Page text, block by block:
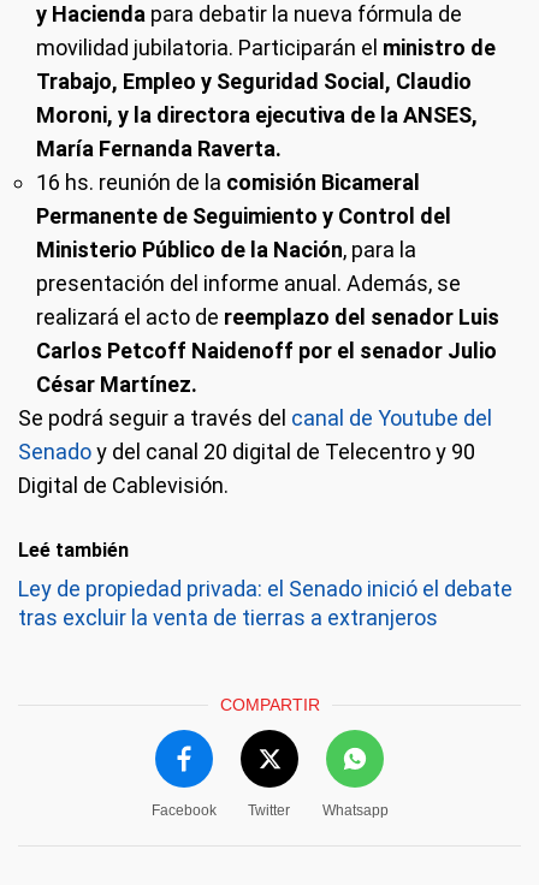
y Hacienda para debatir la nueva fórmula de
movilidad jubilatoria. Participarán el ministro de
Trabajo, Empleo y Seguridad Social, Claudio
Moroni, y la directora ejecutiva de la ANSES,
María Fernanda Raverta.
16 hs. reunión de la comisión Bicameral
Permanente de Seguimiento y Control del
Ministerio Público de la Nación, para la
presentación del informe anual. Además, se
realizará el acto de reemplazo del senador Luis
Carlos Petcoff Naidenoff por el senador Julio
César Martínez.
Se podrá seguir a través del canal de Youtube del
Senadoy del canal 20 digital de Telecentro y 90
Digital de Cablevisión.
Leé también
Ley de propiedad privada: el Senado inició el debate
tras excluir la venta de tierras a extranjeros
COMPARTIR
Facebook Twitter Whatsapp